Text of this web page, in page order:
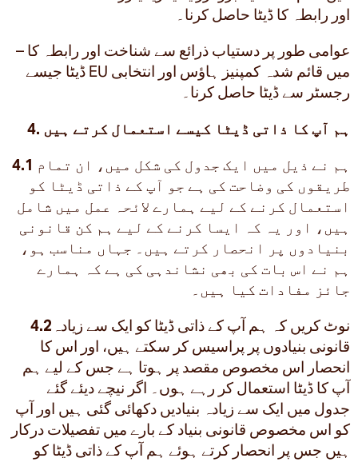
اور رابطہ کا ڈیٹا حاصل کرنا۔
– عوامی طور پر دستیاب ذرائع سے شناخت اور رابطہ کا
ڈیٹا جیسے EU میں قائم شدہ کمپنیز ہاؤس اور انتخابی
رجسٹر سے ڈیٹا حاصل کرنا۔
4. ہم آپ کا ذاتی ڈیٹا کیسے استعمال کرتے ہیں
4.1
طریقوں کی وضاحت کی ہے جو آپ کے ذاتی ڈیٹا کو
استعمال کرنے کے لیے ہمارے لائحہ عمل میں شامل
ہیں، اور یہ کہ ایسا کرنے کے لیے ہم کن قانونی
بنیادوں پر انحصار کرتے ہیں۔ جہاں مناسب ہو،
ہم نے اس بات کی بھی نشاندہی کی ہے کہ ہمارے
جائز مفادات کیا ہیں۔
4.2 نوٹ کریں کہ ہم آپ کے ذاتی ڈیٹا کو ایک سے زیادہ
قانونی بنیادوں پر پراسیس کر سکتے ہیں، اور اس کا
انحصار اس مخصوص مقصد پر ہوتا ہے جس کے لیے ہم
آپ کا ڈیٹا استعمال کر رہے ہوں۔ اگر نیچے دیئے گئے
جدول میں ایک سے زیادہ بنیادیں دکھائی گئی ہیں اور آپ
کو اس مخصوص قانونی بنیاد کے بارے میں تفصیلات درکار
ہیں جس پر انحصار کرتے ہوئے ہم آپ کے ذاتی ڈیٹا کو